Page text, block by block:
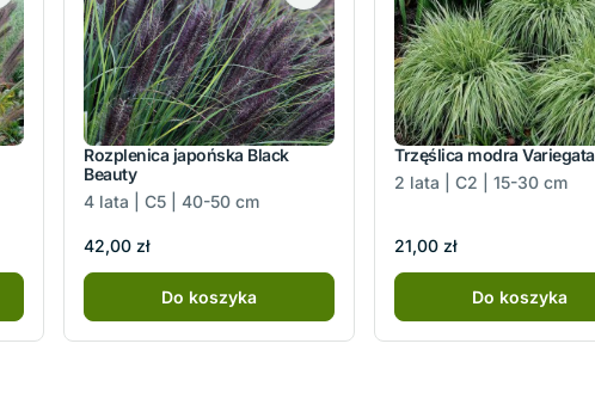
Rozplenica japońska Black
Beauty
4 lata | C5 | 40-50 cm
42,00 zł
Do koszyka
Trzęślica modra Variegata
2 lata | C2 | 15-30 cm
21,00 zł
Do koszyka